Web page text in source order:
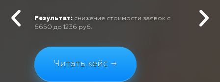
Результат: снижение стоимости заявок с
6650 до 1236 руб.
Читать кейс →